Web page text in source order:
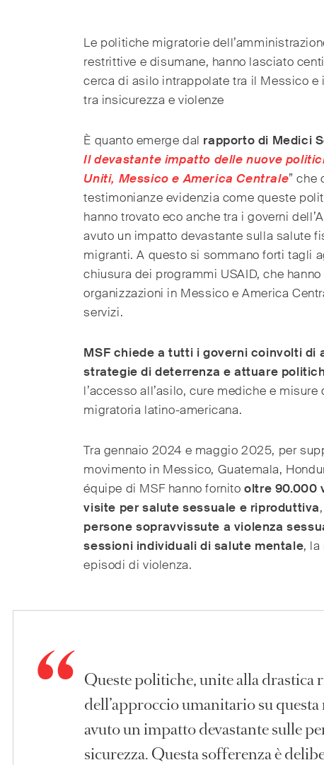
Le politiche migratorie
restrittive e disumane, hanno lasciato
cerca di asilo intrappolate tra il Messico e
tra insicurezza e violenze
È quanto emerge dal rapporto di Medici
Il devastante impatto delle nuove
Uniti, Messico e America Centrale” che
testimonianze evidenzia come queste
hanno trovato eco anche tra i governi
avuto un impatto devastante sulla salute
migranti. A questo si sommano forti tagli
chiusura dei programmi USAID, che
organizzazioni in Messico e America
servizi.
MSF chiede a tutti i governi coinvolti di
strategie di deterrenza e attuare
l’accesso all’asilo, cure mediche e
migratoria latino-americana.
Tra gennaio 2024 e maggio 2025, per
movimento in Messico, Guatemala,
équipe di MSF hanno fornitooltre 90.000
visite per salute sessuale e riproduttiva
persone sopravvissute a violenza
sessioni individuali di salute mentale, la
episodi di violenza.
Queste politiche, unite alla drastica
dell’approccio umanitario su
avuto un impatto devastante sulle
sicurezza. Questa sofferenza è